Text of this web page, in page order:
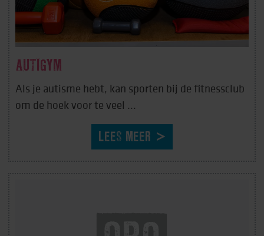
AUTIGYM
Als je autisme hebt, kan sporten bij de fitnessclub
om de hoek voor te veel ...
LEES MEER